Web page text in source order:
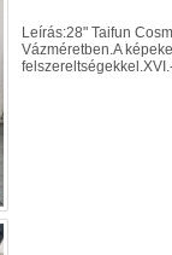
Leírás:28" Taifun
Vázméretben.A